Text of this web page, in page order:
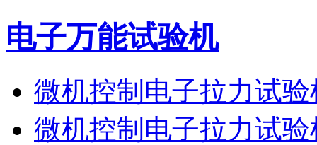
电子万能试验机
微机控制电子拉力试
微机控制电子拉力试